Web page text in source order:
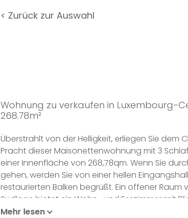
< Zurück zur Auswahl
Wohnung zu verkaufen in Luxembourg-
268.78m²
Überstrahlt von der Helligkeit, erliegen Sie dem
Pracht dieser Maisonettenwohnung mit 3
einer Innenfläche von 268,78qm. Wenn Sie
gehen, werden Sie von einer hellen
restaurierten Balken begrüßt. Ein offener Raum
Südlage bietet ein Wohn- und Esszimmer mit
"Grund". Des weiteren kommen sie in den
Mehr lesen